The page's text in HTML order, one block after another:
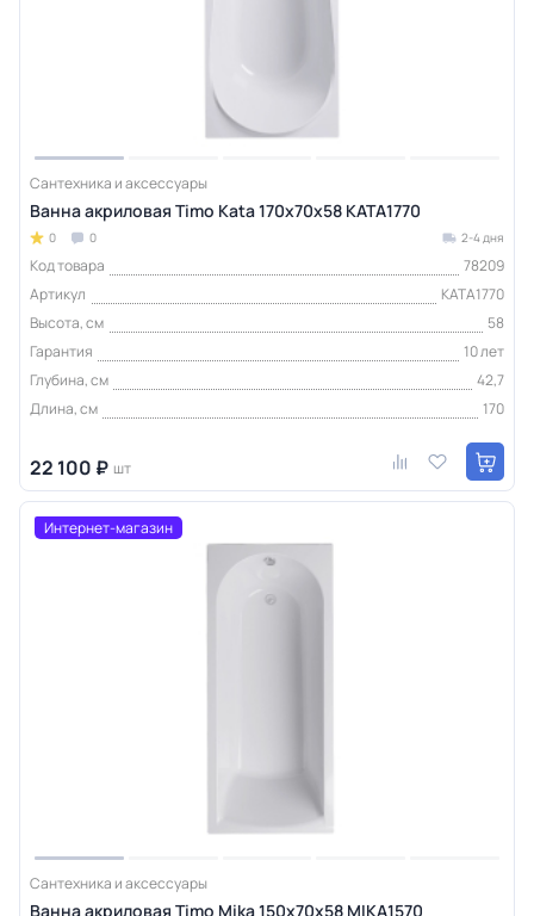
Сантехника и аксессуары
Ванна акриловая Timo Kata 170х70х58 KATA1770
0 0 2-4 дня
Код товара
78209
Артикул
KATA1770
Высота, см
58
Гарантия
10 лет
Глубина, см
42,7
Длина, см
170
22 100 ₽ шт
Интернет-магазин
Сантехника и аксессуары
Ванна акриловая Timo Mika 150х70х58 MIKA1570